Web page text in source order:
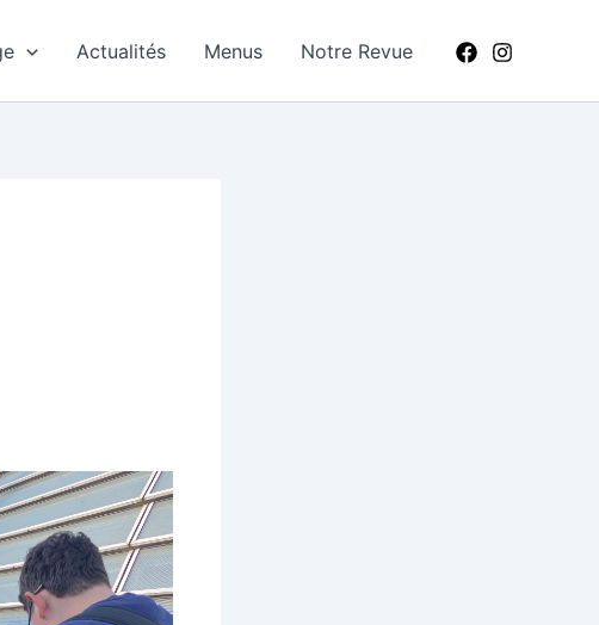
Actualités Menus Notre Revue